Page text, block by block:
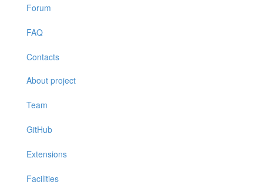
Forum
FAQ
Contacts
About project
Team
GitHub
Extensions
Facilities